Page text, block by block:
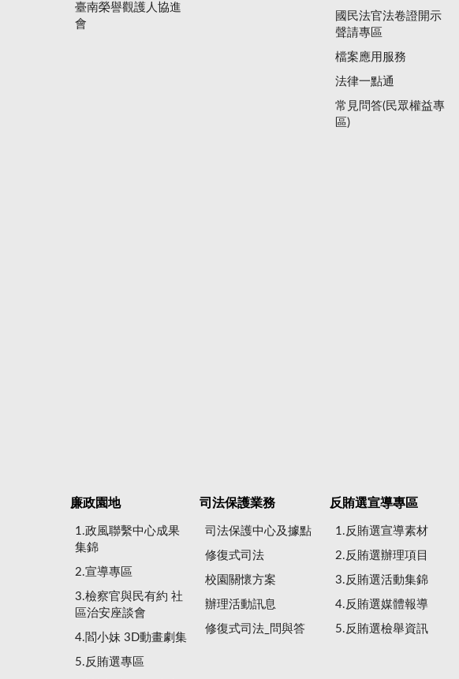
臺南榮譽觀護人協進
會
國民法官法卷證開示
聲請專區
檔案應用服務
法律一點通
常見問答(民眾權益專
區)
廉政園地
1.政風聯繫中心成果
集錦
2.宣導專區
3.檢察官與民有約 社
區治安座談會
4.閻小妹 3D動畫劇集
5.反賄選專區
司法保護業務
司法保護中心及據點
修復式司法
校園關懷方案
辦理活動訊息
修復式司法_問與答
反賄選宣導專區
1.反賄選宣導素材
2.反賄選辦理項目
3.反賄選活動集錦
4.反賄選媒體報導
5.反賄選檢舉資訊